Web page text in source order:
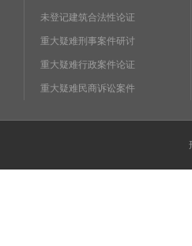
未登记建筑合法性论证
重大疑难刑事案件研讨
重大疑难行政案件论证
重大疑难民商诉讼案件